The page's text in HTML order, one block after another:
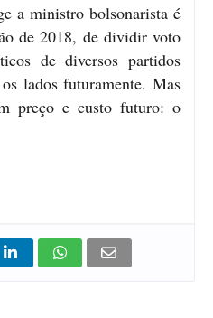
a ministro bolsonarista é
de 2018, de dividir voto
de diversos partidos
lados futuramente. Mas
preço e custo futuro: o